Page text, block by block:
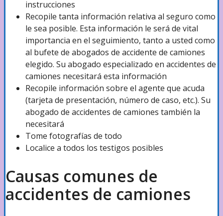
Actos Ilícitos Intencionales
Muerte por Negligencia
Productos Defectuosos
Compensación Laboral
instrucciones
Recopile tanta información relativa al seguro como
le sea posible. Esta información le será de vital
importancia en el seguimiento, tanto a usted como
al bufete de abogados de accidente de camiones
elegido. Su abogado especializado en accidentes de
camiones necesitará esta información
Recopile información sobre el agente que acuda
(tarjeta de presentación, número de caso, etc.). Su
abogado de accidentes de camiones también la
necesitará
Tome fotografías de todo
Localice a todos los testigos posibles
Causas comunes de
accidentes de camiones